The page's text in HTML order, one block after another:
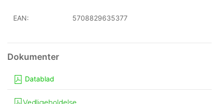
EAN: 5708829635377
Datablad